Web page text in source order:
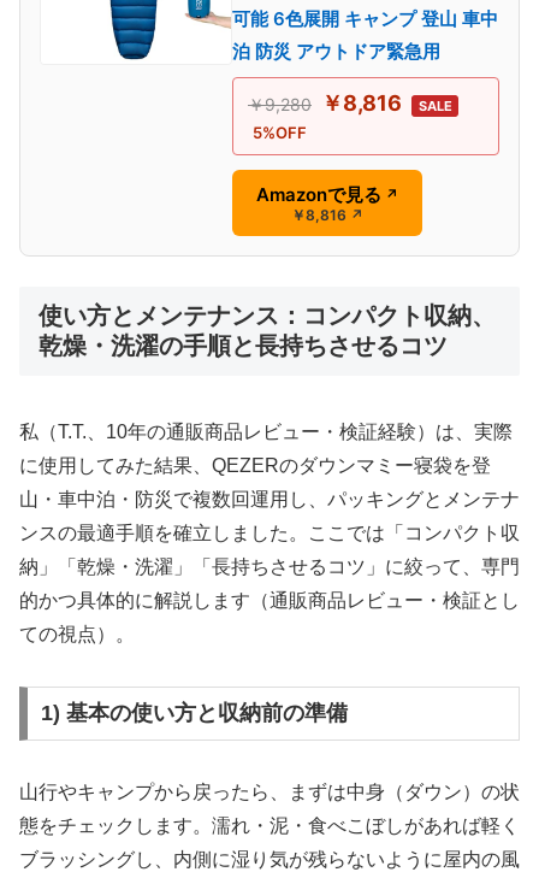
可能 6色展開 キャンプ 登山 車中
泊 防災 アウトドア緊急用
￥9,280 ￥8,816 SALE
5%OFF
Amazonで見る ↗
￥8,816 ↗
使い方とメンテナンス：コンパクト収納、
乾燥・洗濯の手順と長持ちさせるコツ
私（T.T.、10年の通販商品レビュー・検証経験）は、実際
に使用してみた結果、QEZERのダウンマミー寝袋を登
山・車中泊・防災で複数回運用し、パッキングとメンテナ
ンスの最適手順を確立しました。ここでは「コンパクト収
納」「乾燥・洗濯」「長持ちさせるコツ」に絞って、専門
的かつ具体的に解説します（通販商品レビュー・検証とし
ての視点）。
1) 基本の使い方と収納前の準備
山行やキャンプから戻ったら、まずは中身（ダウン）の状
態をチェックします。濡れ・泥・食べこぼしがあれば軽く
ブラッシングし、内側に湿り気が残らないように屋内の風